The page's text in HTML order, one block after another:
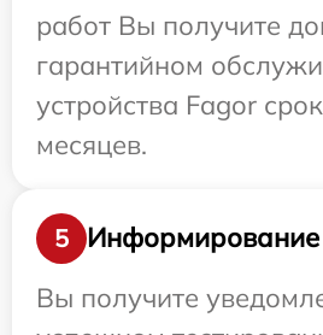
работ Вы получите
гарантийном
устройства Fagor
месяцев.
5
Информирование
Вы получите